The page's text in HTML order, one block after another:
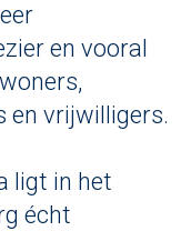
en vooral
en vrijwilligers.
ligt in het
écht